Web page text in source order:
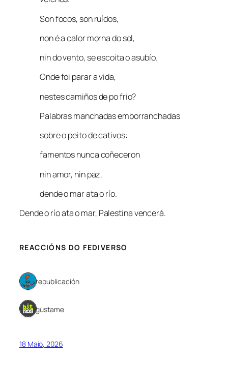
Son focos, son ruídos,
non é a calor morna do sol,
nin do vento, se escoita o asubío.
Onde foi parar a vida,
nestes camiños de po frío?
Palabras manchadas emborranchadas
sobre o peito de cativos:
famentos nunca coñeceron
nin amor, nin paz,
dende o mar ata o río.
Dende o río ata o mar, Palestina vencerá.
REACCIÓNS DO FEDIVERSO
1 republicación
1 gústame
18 Maio, 2026